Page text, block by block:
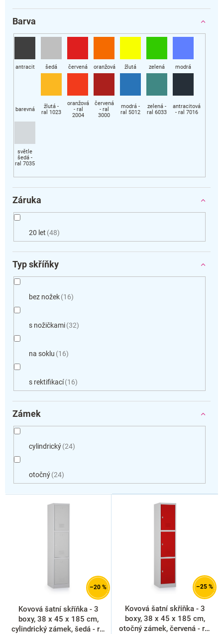
Barva
Záruka
20 let 48
Typ skříňky
bez nožek 16
s nožičkami 32
na soklu 16
s rektifikací 16
Zámek
cylindrický 24
otočný 24
V
–20 %
Kovová šatní skříňka - 3
boxy, 38 x 45 x 185 cm,
cylindrický zámek, šedá - ral
–25 %
Kovová šatní skříňka - 3
boxy, 38 x 45 x 185 cm,
otočný zámek, červená - ral